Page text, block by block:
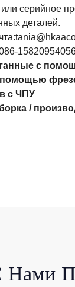
серийное
деталей.
с
с ЧПУ
/
Нами